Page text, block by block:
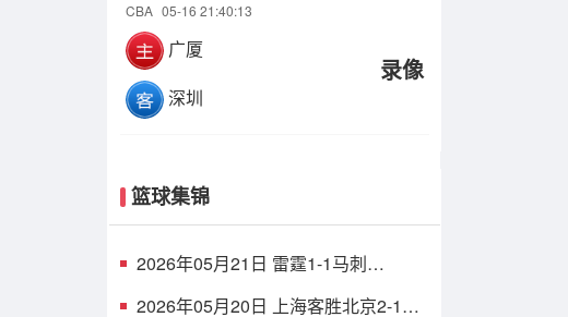
CBA 05-16 21:40:13
广厦
深圳
录像
篮球集锦
2026年05月21日 雷霆1-1马刺
杰伦威哈珀伤退
2026年05月20日 上海客胜北京2-1夺